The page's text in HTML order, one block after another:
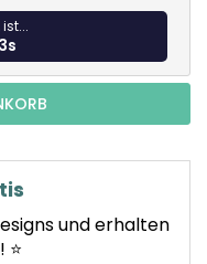
und erhalten